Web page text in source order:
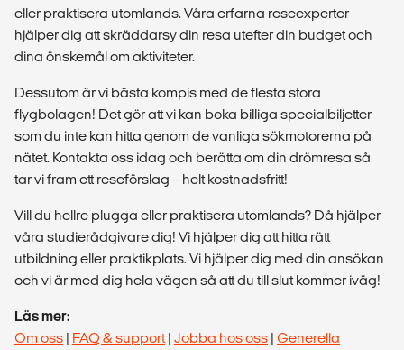
eller praktisera utomlands. Våra erfarna reseexperter
hjälper dig att skräddarsy din resa utefter din budget och
dina önskemål om aktiviteter.
Dessutom är vi bästa kompis med de flesta stora
flygbolagen! Det gör att vi kan boka billiga specialbiljetter
som du inte kan hitta genom de vanliga sökmotorerna på
nätet. Kontakta oss idag och berätta om din drömresa så
tar vi fram ett reseförslag – helt kostnadsfritt!
Vill du hellre plugga eller praktisera utomlands? Då hjälper
våra studierådgivare dig! Vi hjälper dig att hitta rätt
utbildning eller praktikplats. Vi hjälper dig med din ansökan
och vi är med dig hela vägen så att du till slut kommer iväg!
Läs mer:
Om oss | FAQ & support| Jobba hos oss | Generella